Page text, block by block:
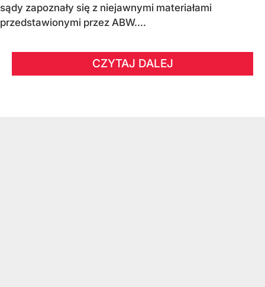
sądy zapoznały się z niejawnymi materiałami
przedstawionymi przez ABW....
CZYTAJ DALEJ